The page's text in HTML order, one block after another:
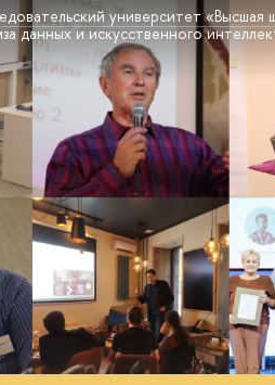
университет «Высшая
данных и искусственного